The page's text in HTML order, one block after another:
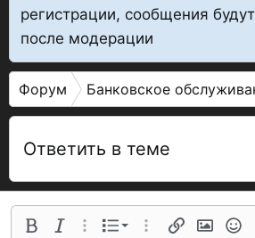
регистрации, сообщения
после модерации
Форум Банковское
Ответить в теме
Полужирный
КурсивДополнительные
СписокДополнительные
Ссылка